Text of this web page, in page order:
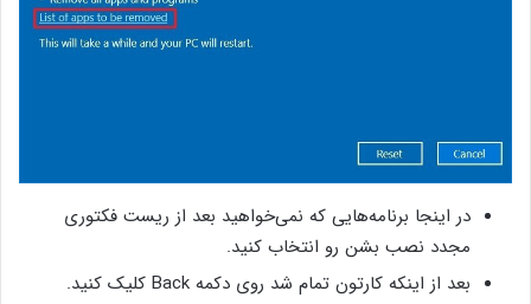
در اینجا برنامه‌هایی که نمی‌خواهید بعد از ریست فکتوری
مجدد نصب بشن رو انتخاب کنید.
بعد از اینکه کارتون تمام شد روی دکمه‌ Back کلیک کنید.